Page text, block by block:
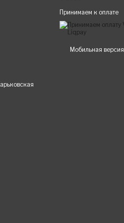
Принимаем к оплате
Мобильная версия